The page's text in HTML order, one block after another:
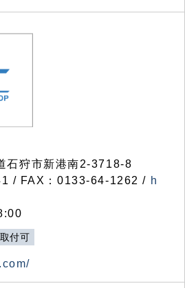
狩市新港南2-3718-8
/ FAX：0133-64-1262 / h
付可